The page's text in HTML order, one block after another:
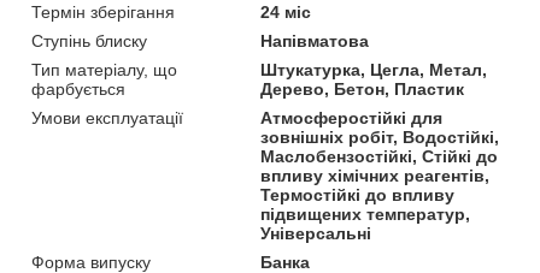
Термін зберігання
24 міс
Ступінь блиску
Напівматова
Тип матеріалу, що
фарбується
Штукатурка, Цегла, Метал,
Дерево, Бетон, Пластик
Умови експлуатації
Атмосферостійкі для
зовнішніх робіт, Водостійкі,
Маслобензостійкі, Стійкі до
впливу хімічних реагентів,
Термостійкі до впливу
підвищених температур,
Універсальні
Форма випуску
Банка